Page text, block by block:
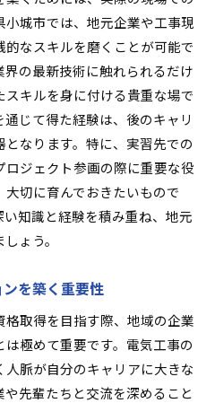
城市では、地元企業や工事現
なスキルを磨くことが可能で
の最新技術に触れられるだけ
キルを身に付ける貴重な場で
じて得た経験は、後のキャリ
なります。特に、実習先での
ロジェクト参画の際に重要な役
切に育んでおきたいもので
知識と経験を積み重ね、地元
ょう。
を築く重要性
取得を目指す際、地域の企業
極めて重要です。電気工事の
脈が自分のキャリアに大きな
先輩たちと交流を深めること